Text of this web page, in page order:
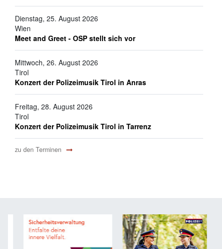
Dienstag, 25. August 2026
Wien
Meet and Greet - OSP stellt sich vor
Mittwoch, 26. August 2026
Tirol
Konzert der Polizeimusik Tirol in Anras
Freitag, 28. August 2026
Tirol
Konzert der Polizeimusik Tirol in Tarrenz
zu den Terminen